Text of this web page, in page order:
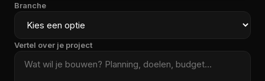
Branche
Vertel over je project